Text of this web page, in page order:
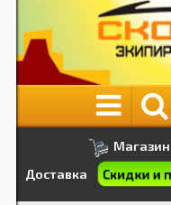
Магазин
Доставка
Скидки и